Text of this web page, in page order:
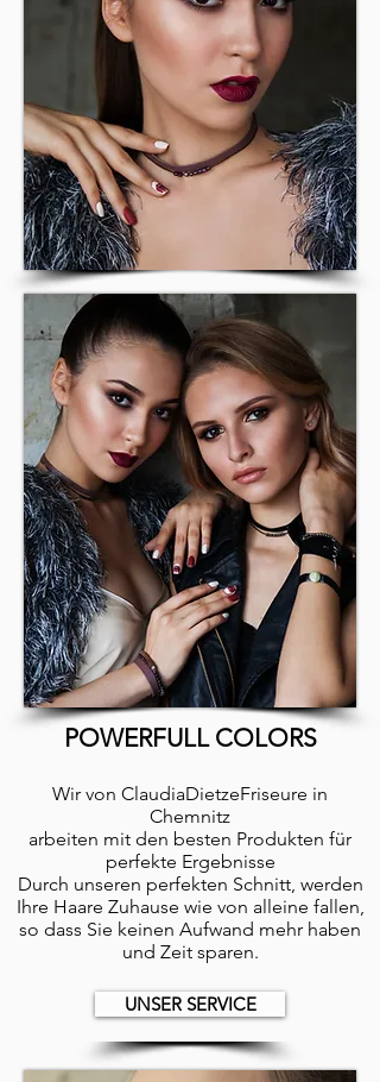
POWERFULL COLORS
Wir von ClaudiaDietzeFriseure in
Chemnitz
arbeiten mit den besten Produkten für
perfekte Ergebnisse
Durch unseren perfekten Schnitt, werden
Ihre Haare Zuhause wie von alleine fallen,
so dass Sie keinen Aufwand mehr haben
und Zeit sparen.
UNSER SERVICE